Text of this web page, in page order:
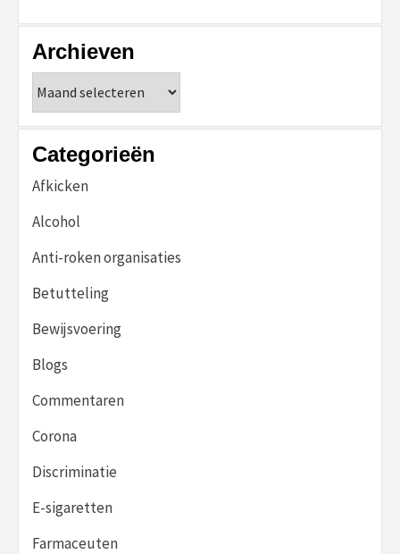
Archieven
Categorieën
Afkicken
Alcohol
Anti-roken organisaties
Betutteling
Bewijsvoering
Blogs
Commentaren
Corona
Discriminatie
E-sigaretten
Farmaceuten